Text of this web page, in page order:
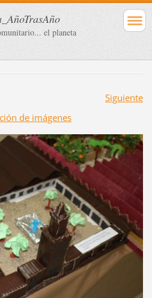
el planeta
Siguiente
de imágenes